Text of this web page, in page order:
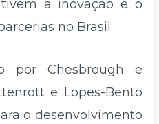
a inovação e o
no Brasil.
por Chesbrough e
e Lopes-Bento
o desenvolvimento